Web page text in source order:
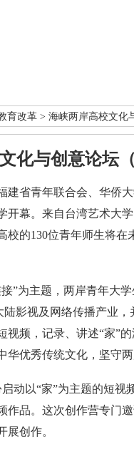
育改革 > 海峡两岸高校文化
化与创意论坛
省青年联合会、华侨大
开幕。来自台湾艺术大
校的130位青年师生将在
为主题，两岸青年大学
影视及网络传播产业
视频，记录、讲述“家”
华优秀传统文化，坚守
以“家”为主题的短视
作品。这次创作营专门
展创作。